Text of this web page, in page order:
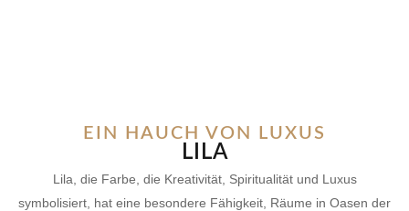
EIN HAUCH VON LUXUS
LILA
Lila, die Farbe, die Kreativität, Spiritualität und Luxus
symbolisiert, hat eine besondere Fähigkeit, Räume in Oasen der